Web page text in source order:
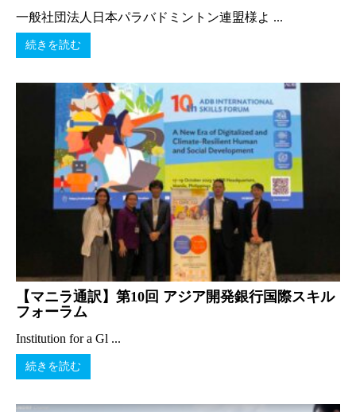
一般社団法人日本パラバドミントン連盟様よ ...
続きを読む
【マニラ通訳】第10回 アジア開発銀行国際スキル
フォーラム
Institution for a Gl ...
続きを読む